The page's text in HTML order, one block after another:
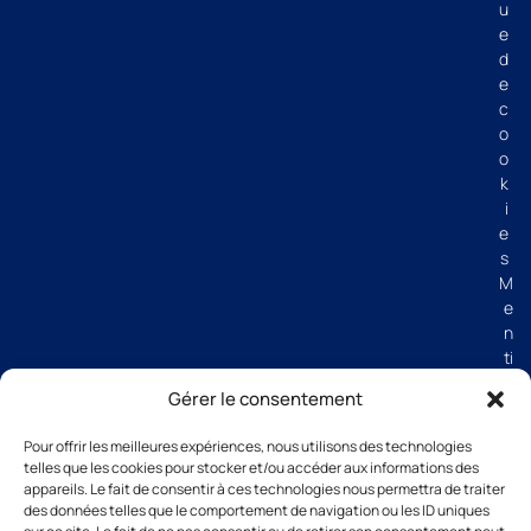
Gérer le consentement
Pour offrir les meilleures expériences, nous utilisons des technologies
telles que les cookies pour stocker et/ou accéder aux informations des
appareils. Le fait de consentir à ces technologies nous permettra de traiter
des données telles que le comportement de navigation ou les ID uniques
u
e
d
e
c
o
o
k
i
e
s
M
e
n
ti
g